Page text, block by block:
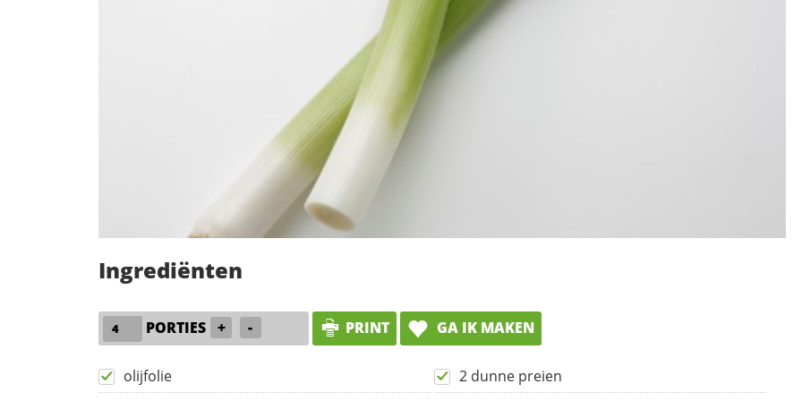
Ingrediënten
PORTIES + - PRINT GA IK MAKEN
olijfolie
2 dunne preien